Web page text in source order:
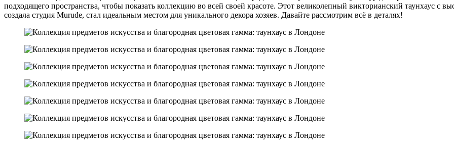
подходящего пространства, чтобы показать коллекцию во всей своей красоте. Этот великолепный викторианский таунхаус
создала студия Murude, стал идеальным местом для уникального декора хозяев. Давайте рассмотрим всё в деталях!